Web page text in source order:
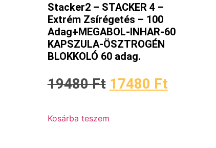
Stacker2 – STACKER 4 –
Extrém Zsírégetés – 100
Adag+MEGABOL-INHAR-60
KAPSZULA-ÖSZTROGÉN
BLOKKOLÓ 60 adag.
19480Ft 17480 Ft
Kosárba teszem